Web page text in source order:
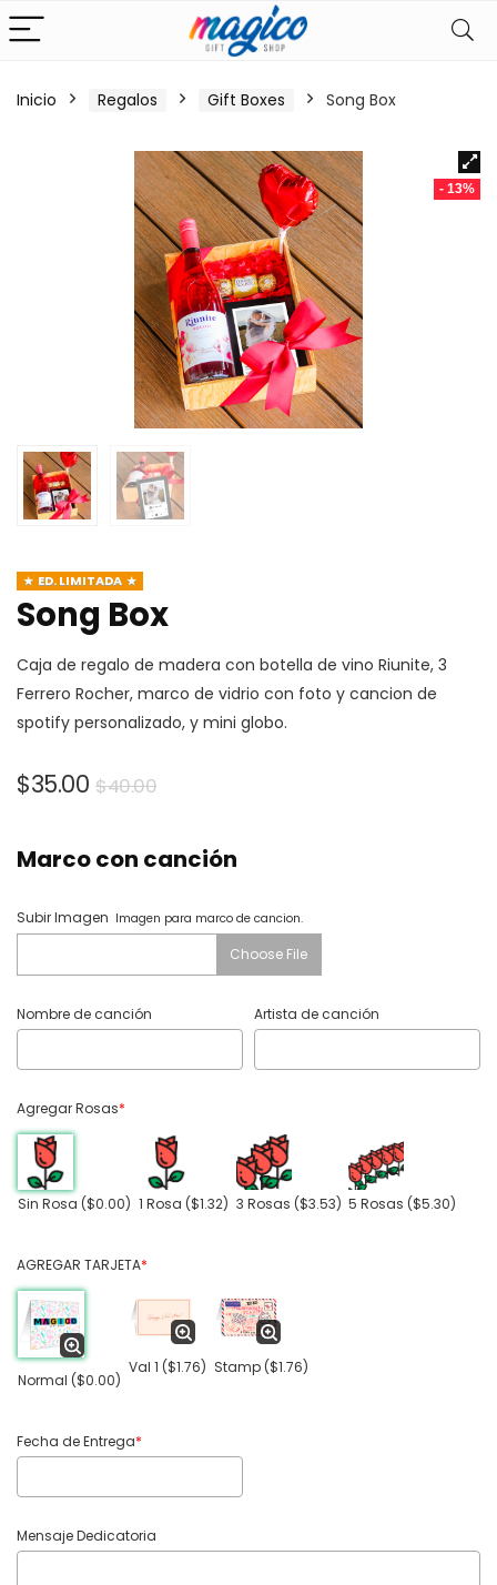
Inicio Regalos Gift Boxes Song Box
- 13%
ED. LIMITADA
Song Box
Caja de regalo de madera con botella de vino Riunite, 3
Ferrero Rocher, marco de vidrio con foto y cancion de
spotify personalizado, y mini globo.
$40.00El
original
era:
$35.00
El
actual
es:
Marco con canción
Subir Imagen Imagen para marco de cancion.
Choose File
Nombre de canción Artista de canción
Agregar Rosas*
Sin Rosa ($0.00) 1 Rosa ($1.32) 3 Rosas ($3.53) 5 Rosas ($5.30)
AGREGAR TARJETA*
Normal ($0.00)
Val 1 ($1.76) Stamp ($1.76)
Fecha de Entrega*
Mensaje Dedicatoria